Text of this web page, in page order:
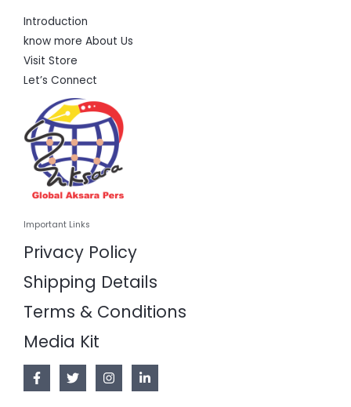
Introduction
know more About Us
Visit Store
Let’s Connect
Important Links
Privacy Policy
Shipping Details
Terms & Conditions
Media Kit